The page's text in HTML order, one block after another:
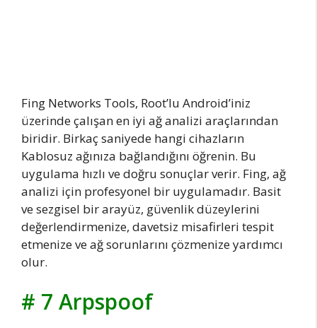
Fing Networks Tools, Root’lu Android’iniz
üzerinde çalışan en iyi ağ analizi araçlarından
biridir. Birkaç saniyede hangi cihazların
Kablosuz ağınıza bağlandığını öğrenin. Bu
uygulama hızlı ve doğru sonuçlar verir. Fing, ağ
analizi için profesyonel bir uygulamadır. Basit
ve sezgisel bir arayüz, güvenlik düzeylerini
değerlendirmenize, davetsiz misafirleri tespit
etmenize ve ağ sorunlarını çözmenize yardımcı
olur.
# 7 Arpspoof